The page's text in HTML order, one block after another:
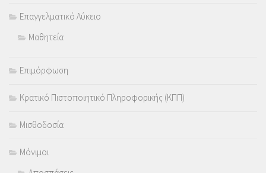
Επαγγελματικό Λύκειο
Μαθητεία
Επιμόρφωση
Κρατικό Πιστοποιητικό Πληροφορικής (ΚΠΠ)
Μισθοδοσία
Μόνιμοι